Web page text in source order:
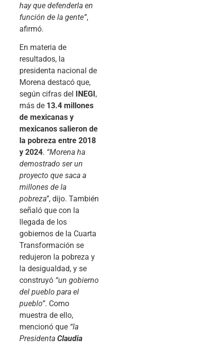
hay que defenderla en
función de la gente”,
afirmó.
En materia de
resultados, la
presidenta nacional de
Morena destacó que,
según cifras del INEGI,
más de 13.4 millones
de mexicanas y
mexicanos salieron de
la pobreza entre 2018
y 2024. “Morena ha
demostrado ser un
proyecto que saca a
millones de la
pobreza”, dijo. También
señaló que con la
llegada de los
gobiernos de la Cuarta
Transformación se
redujeron la pobreza y
la desigualdad, y se
construyó “un gobierno
del pueblo para el
pueblo”. Como
muestra de ello,
mencionó que “la
Presidenta Claudia